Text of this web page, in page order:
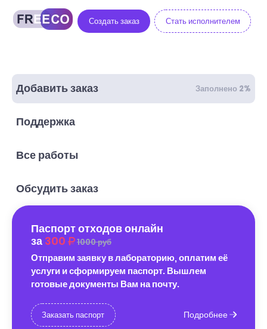
Создать заказ Стать исполнителем
Добавить заказ Заполнено 2%
Поддержка
Все работы
Обсудить заказ
Паспорт отходов онлайн
за 300 1000 руб
Отправим заявку в лабораторию, оплатим её
услуги и сформируем паспорт. Вышлем
готовые документы Вам на почту.
Заказать паспорт Подробнее